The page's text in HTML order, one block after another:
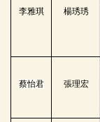
李雅琪 楊琇琇
蔡怡君 張理宏